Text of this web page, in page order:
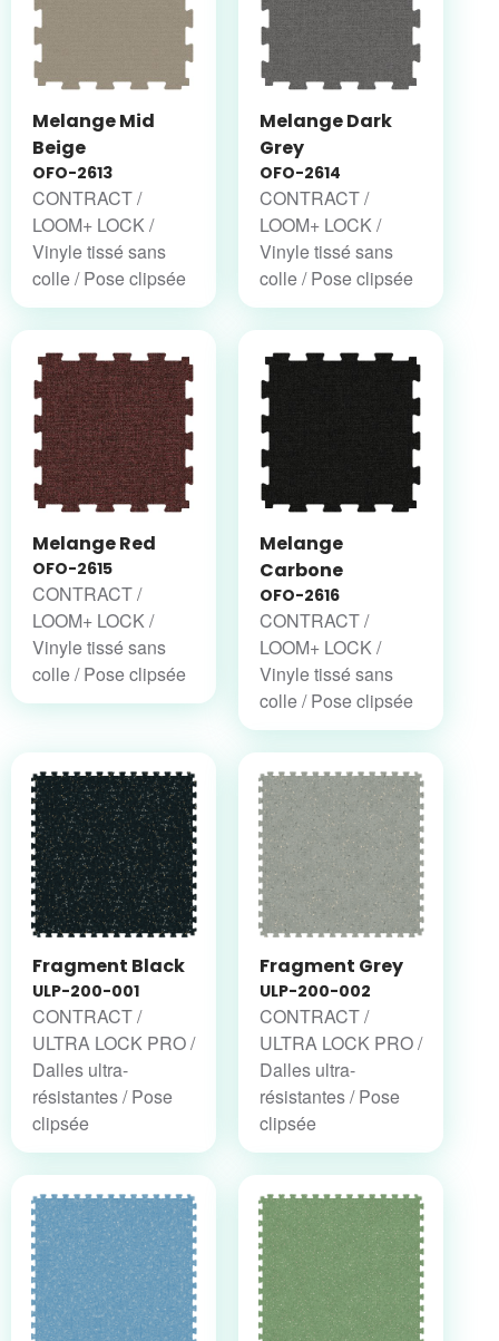
Melange Mid
Beige
OFO-2613
CONTRACT /
LOOM+ LOCK /
Vinyle tissé sans
colle / Pose clipsée
Melange Dark
Grey
OFO-2614
CONTRACT /
LOOM+ LOCK /
Vinyle tissé sans
colle / Pose clipsée
Melange Red
OFO-2615
CONTRACT /
LOOM+ LOCK /
Vinyle tissé sans
colle / Pose clipsée
Melange
Carbone
OFO-2616
CONTRACT /
LOOM+ LOCK /
Vinyle tissé sans
colle / Pose clipsée
Fragment Black
ULP-200-001
CONTRACT /
ULTRA LOCK PRO /
Dalles ultra-
résistantes / Pose
clipsée
Fragment Grey
ULP-200-002
CONTRACT /
ULTRA LOCK PRO /
Dalles ultra-
résistantes / Pose
clipsée